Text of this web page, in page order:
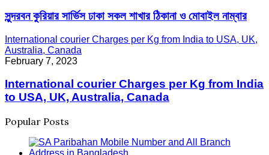
সুন্দরবন কুরিয়ার সার্ভিস ঢাকা সকল শাখার ঠিকানা ও মোবাইল নাম্বার
International courier Charges per Kg from India to USA, UK,
Australia, Canada
February 7, 2023
International courier Charges per Kg from India
to USA, UK, Australia, Canada
Popular Posts